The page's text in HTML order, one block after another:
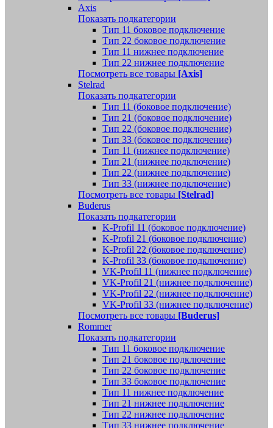
Axis
Показать подкатегории
Тип 11 боковое подключение
Тип 22 боковое подключение
Тип 11 нижнее подключение
Тип 22 нижнее подключение
Посмотреть все товары [Axis]
Stelrad
Показать подкатегории
Tип 11 (боковое подключение)
Тип 21 (боковое подключение)
Тип 22 (боковое подключение)
Тип 33 (боковое подключение)
Тип 11 (нижнее подключение)
Тип 21 (нижнее подключение)
Тип 22 (нижнее подключение)
Тип 33 (нижнее подключение)
Посмотреть все товары [Stelrad]
Buderus
Показать подкатегории
K-Profil 11 (боковое подключение)
K-Profil 21 (боковое подключение)
K-Profil 22 (боковое подключение)
K-Profil 33 (боковое подключение)
VK-Profil 11 (нижнее подключение)
VK-Profil 21 (нижнее подключение)
VK-Profil 22 (нижнее подключение)
VK-Profil 33 (нижнее подключение)
Посмотреть все товары [Buderus]
Rommer
Показать подкатегории
Тип 11 боковое подключение
Тип 21 боковое подключение
Тип 22 боковое подключение
Тип 33 боковое подключение
Тип 11 нижнее подключение
Тип 21 нижнее подключение
Тип 22 нижнее подключение
Тип 33 нижнее подключение